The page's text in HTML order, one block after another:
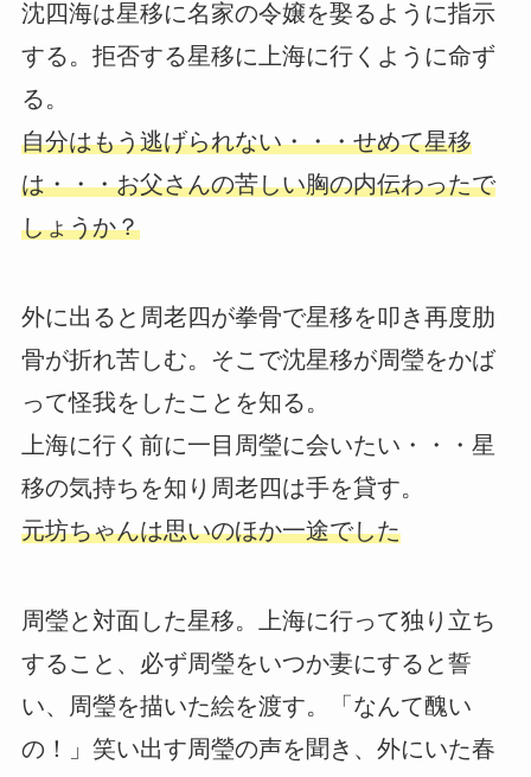
沈四海は星移に名家の令嬢を娶るように指示
する。拒否する星移に上海に行くように命ず
る。
自分はもう逃げられない・・・せめて星移
は・・・お父さんの苦しい胸の内伝わったで
しょうか？
外に出ると周老四が拳骨で星移を叩き再度肋
骨が折れ苦しむ。そこで沈星移が周瑩をかば
って怪我をしたことを知る。
上海に行く前に一目周瑩に会いたい・・・星
移の気持ちを知り周老四は手を貸す。
元坊ちゃんは思いのほか一途でした
周瑩と対面した星移。上海に行って独り立ち
すること、必ず周瑩をいつか妻にすると誓
い、周瑩を描いた絵を渡す。「なんて醜い
の！」笑い出す周瑩の声を聞き、外にいた春